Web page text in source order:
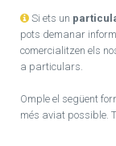
Si ets un
pots demanar
comercialitzen els
a particulars.
Omple el següent
més aviat possible.